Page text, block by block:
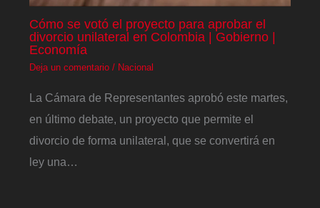
Cómo se votó el proyecto para aprobar el
divorcio unilateral en Colombia | Gobierno |
Economía
Deja un comentario / Nacional
La Cámara de Representantes aprobó este martes,
en último debate, un proyecto que permite el
divorcio de forma unilateral, que se convertirá en
ley una…